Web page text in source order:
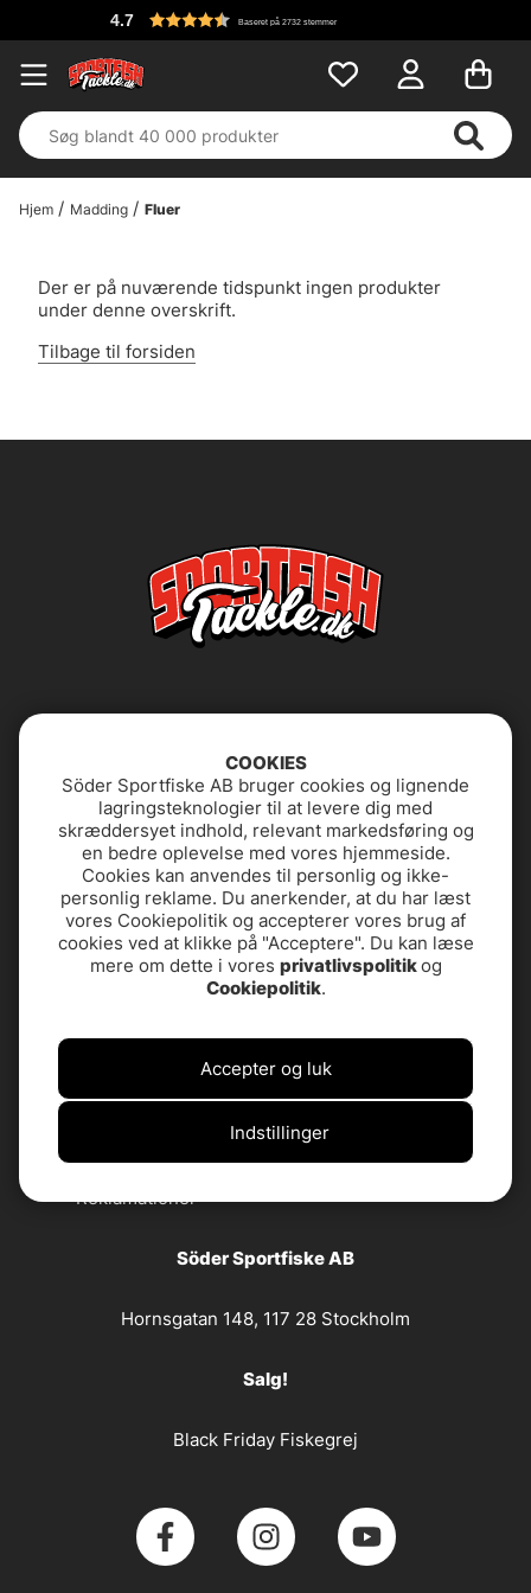
4.7 Baseret på 2732 stemmer
Hjem Madding Fluer
Der er på nuværende tidspunkt ingen produkter
under denne overskrift.
Tilbage til forsiden
Butikken i Stockholm
Ofte stillede
spørgsmål
Om os Privatlivspolitik
PRODUKTSTØTTE &
Tilgængelighedserklæring
Customer Service
Reklamationer
Söder Sportfiske AB
Hornsgatan 148, 117 28 Stockholm
Salg!
Black Friday Fiskegrej
COOKIES
Söder Sportfiske AB bruger cookies og lignende
lagringsteknologier til at levere dig med
skræddersyet indhold, relevant markedsføring og
en bedre oplevelse med vores hjemmeside.
Cookies kan anvendes til personlig og ikke-
personlig reklame. Du anerkender, at du har læst
vores Cookiepolitik og accepterer vores brug af
cookies ved at klikke på "Acceptere". Du kan læse
mere om dette i vores privatlivspolitikog
Cookiepolitik.
Indstillinger
Accepter og luk